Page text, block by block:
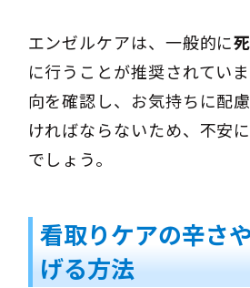
エンゼルケアは、一般的に
に行うことが推奨されてい
向を確認し、お気持ちに配
ければならないため、不安
でしょう。
看取りケアの辛さ
げる方法